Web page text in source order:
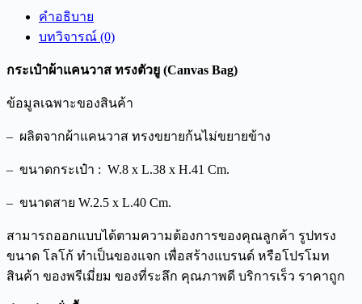
คำอธิบาย
บทวิจารณ์ (0)
กระเป๋าผ้าแคนวาส ทรงตัวยู (Canvas Bag)
ข้อมูลเฉพาะของสินค้า
– ผลิตจากผ้าแคนวาส ทรงขยายก้นไม่ขยายข้าง
– ขนาดกระเป๋า : W.8 x L.38 x H.41 Cm.
– ขนาดสาย W.2.5 x L.40 Cm.
สามารถออกแบบได้ตามความต้องการของคุณลูกค้า รูปทรง
ขนาด โลโก้ ทำเป็นของแจก เพื่อสร้างแบรนด์ หรือโปรโมท
สินค้า ของพรีเมี่ยม ของที่ระลึก คุณภาพดี บริการเร็ว ราคาถูก